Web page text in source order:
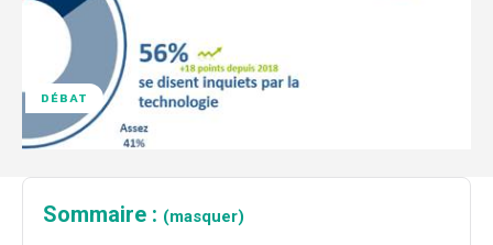
DÉBAT
Sommaire : (masquer)